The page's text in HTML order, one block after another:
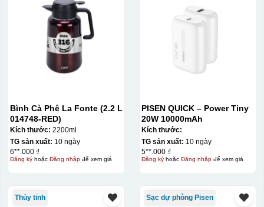
Bình Cà Phê La Fonte (2.2 L
014748-RED)
Kích thước: 2200ml
TG sản xuất: 10 ngày
6**.000 ₫
Đăng kýhoặc Đăng nhậpđể xem giá
PISEN QUICK – Power Tiny
20W 10000mAh
Kích thước:
TG sản xuất: 10 ngày
5**.000 ₫
Đăng kýhoặc Đăng nhậpđể xem giá
Thủy tinh Sạc dự phòng Pisen